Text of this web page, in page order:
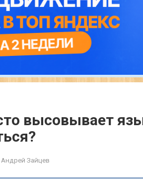
высовывает
Андрей Зайцев